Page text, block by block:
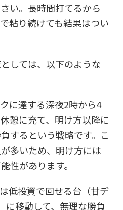
い。長時間打てるから
粘り続けても結果はつい
しては、以下のような
に達する深夜2時から4
憩に充て、明け方以降に
するという戦略です。こ
多いため、明け方には
性があります。
低投資で回せる台（甘デ
に移動して、無理な勝負